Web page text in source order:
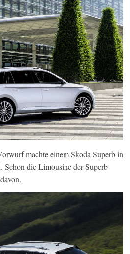
machte einem Skoda Superb in
Schon die Limousine der Superb-